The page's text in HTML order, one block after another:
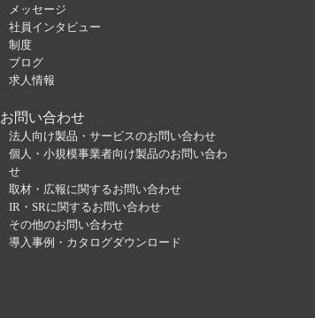
メッセージ
社員インタビュー
制度
ブログ
求人情報
お問い合わせ
法人向け製品・サービスのお問い合わせ
個人・小規模事業者向け製品のお問い合わ
せ
取材・広報に関するお問い合わせ
IR・SRに関するお問い合わせ
その他のお問い合わせ
導入事例・カタログダウンロード